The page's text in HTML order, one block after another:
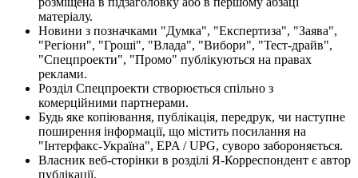
матеріалу.
Новини з позначками "Думка", "Експертиза", "Заява",
"Регіони", "Гроші", "Влада", "Вибори", "Тест-драйв",
"Спецпроекти", "Промо" публікуються на правах
реклами.
Розділ Спецпроекти створюється спільно з
комерційними партнерами.
Будь яке копіювання, публікація, передрук, чи наступне
поширення інформації, що містить посилання на
"Інтерфакс-Україна", EPA / UPG, суворо забороняється.
Власник веб-сторінки в розділі Я-Корреспондент є автор
публікації.